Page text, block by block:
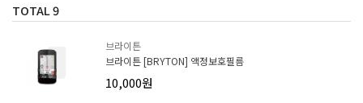
TOTAL9
브라이튼
브라이튼 [BRYTON] 액정보호필름
10,000원